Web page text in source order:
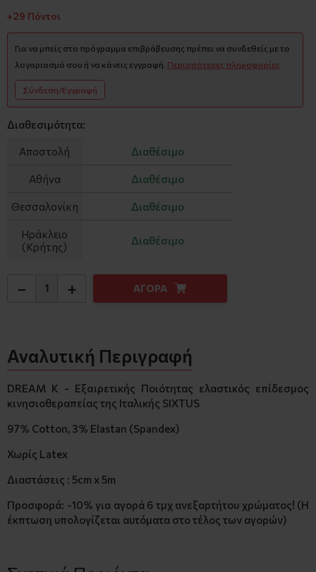
+29 Πόντοι
Για να μπείς στο πρόγραμμα επιβράβευσης πρέπει να συνδεθείς με το
λογαριασμό σου ή να κάνεις εγγραφή. Περισσότερες πληροφορίες
Σύνδεση/Εγγραφή
Διαθεσιμότητα:
Αποστολή Διαθέσιμο
Αθήνα Διαθέσιμο
Θεσσαλονίκη Διαθέσιμο
Ηράκλειο
(Κρήτης)
Διαθέσιμο
− + ΑΓΟΡΑ
Αναλυτική Περιγραφή
DREAM K - Εξαιρετικής Ποιότητας ελαστικός επίδεσμος
κινησιοθεραπείας της Ιταλικής SIXTUS
97% Cotton, 3% Elastan (Spandex)
Χωρίς Latex
Διαστάσεις : 5cm x 5m
Προσφορά: -10% για αγορά 6 τμχ ανεξαρτήτου χρώματος! (Η
έκπτωση υπολογίζεται αυτόματα στο τέλος των αγορών)